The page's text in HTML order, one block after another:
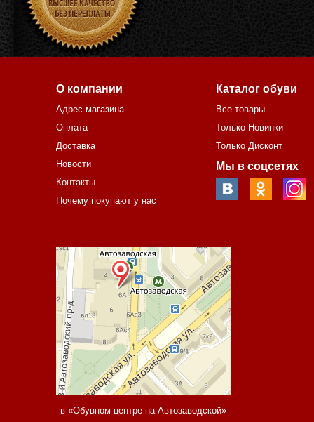
О компании
Адрес магазина
Оплата
Доставка
Новости
Контакты
Почему покупают у нас
Каталог обуви
Все товары
Только Новинки
Только Дисконт
Мы в соцсетях
в «Обувном центре на Автозаводской»